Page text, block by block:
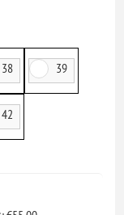
38 39
42